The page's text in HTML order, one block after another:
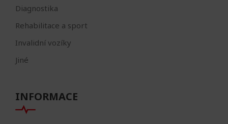
Diagnostika
Rehabilitace a sport
Invalidní vozíky
Jiné
INFORMACE